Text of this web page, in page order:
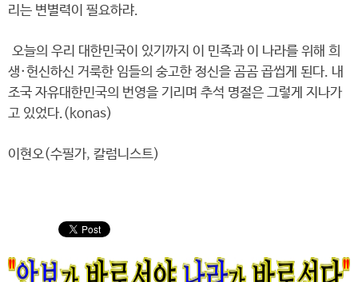
리는 변별력이 필요하랴.
오늘의 우리 대한민국이 있기까지 이 민족과 이 나라를 위해 희
생·헌신하신 거룩한 임들의 숭고한 정신을 곰곰 곱씹게 된다. 내
조국 자유대한민국의 번영을 기리며 추석 명절은 그렇게 지나가
고 있었다.(konas)
이현오(수필가, 칼럼니스트)